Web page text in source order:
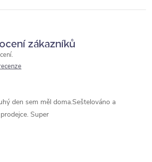
zákazníků
den sem měl doma.Seštelováno a
Super